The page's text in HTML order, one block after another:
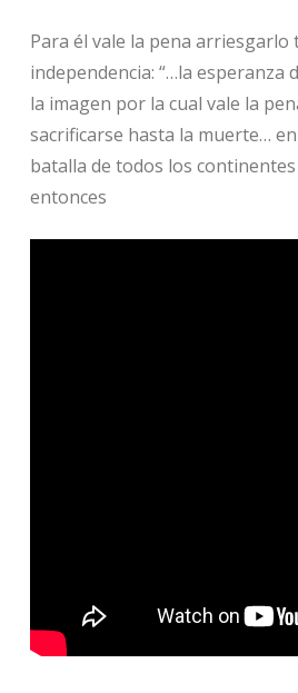
Para él vale la pena arriesgarlo
independencia: “…la esperanza
la imagen por la cual vale la
sacrificarse hasta la muerte…
batalla de todos los
entonces